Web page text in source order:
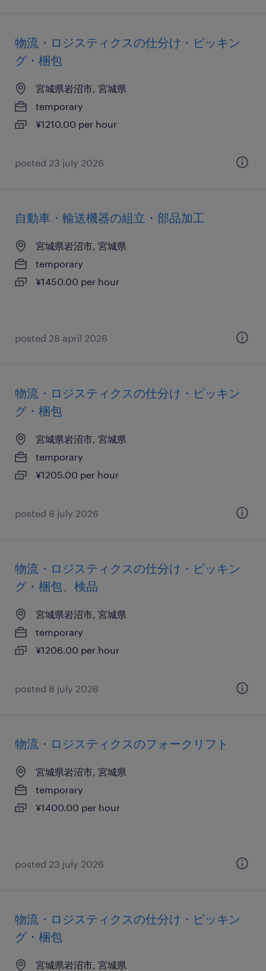
物流・ロジスティクスの仕分け・ピッキン
グ・梱包
宮城県岩沼市, 宮城県
temporary
¥1210.00 per hour
posted 23 july 2026
自動車・輸送機器の組立・部品加工
宮城県岩沼市, 宮城県
temporary
¥1450.00 per hour
posted 28 april 2026
物流・ロジスティクスの仕分け・ピッキン
グ・梱包
宮城県岩沼市, 宮城県
temporary
¥1205.00 per hour
posted 8 july 2026
物流・ロジスティクスの仕分け・ピッキン
グ・梱包、検品
宮城県岩沼市, 宮城県
temporary
¥1206.00 per hour
posted 8 july 2026
物流・ロジスティクスのフォークリフト
宮城県岩沼市, 宮城県
temporary
¥1400.00 per hour
posted 23 july 2026
物流・ロジスティクスの仕分け・ピッキン
グ・梱包
宮城県岩沼市, 宮城県